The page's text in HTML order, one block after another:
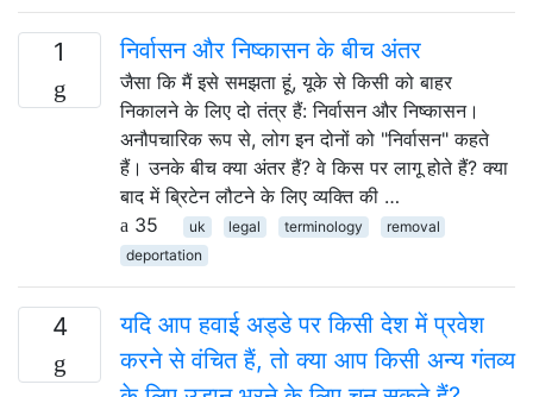
1 निर्वासन और निष्कासन के बीच अंतर
जैसा कि मैं इसे समझता हूं, यूके से किसी को बाहर
निकालने के लिए दो तंत्र हैं: निर्वासन और निष्कासन।
अनौपचारिक रूप से, लोग इन दोनों को "निर्वासन" कहते
हैं। उनके बीच क्या अंतर हैं? वे किस पर लागू होते हैं? क्या
बाद में ब्रिटेन लौटने के लिए व्यक्ति की …
35
uk legal terminology
removal
deportation
4
यदि आप हवाई अड्डे पर किसी देश में प्रवेश
करने से वंचित हैं, तो क्या आप किसी अन्य गंतव्य